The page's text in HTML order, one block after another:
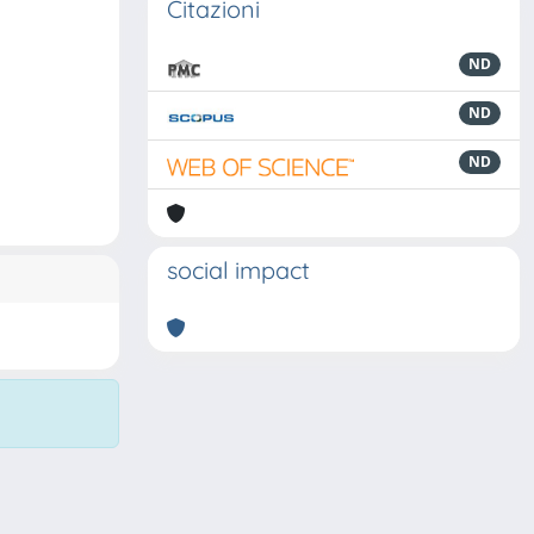
Citazioni
ND
ND
ND
social impact